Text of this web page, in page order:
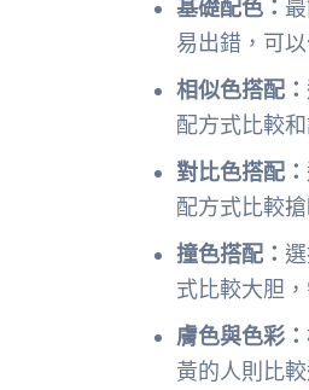
基礎配色：
易出錯，可
相似色搭配：
配方式比較
對比色搭配：
配方式比較
撞色搭配：
式比較大胆
膚色與色彩：
黃的人則比